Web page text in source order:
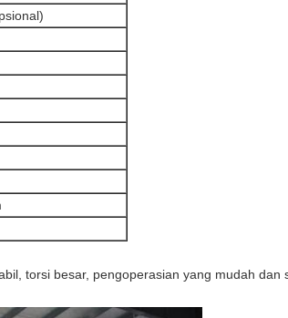
torsi besar, pengoperasian yang mudah dan